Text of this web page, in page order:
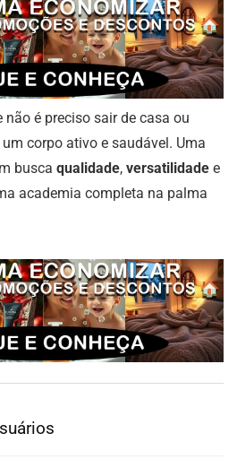
não é preciso sair de casa ou
corpo ativo e saudável. Uma
busca qualidade, versatilidade e
academia completa na palma